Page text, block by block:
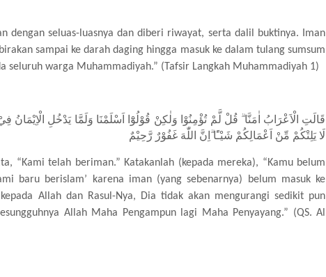
dengan seluas-luasnya dan diberi riwayat, serta dalil buktinya. Iman
sampai ke darah daging hingga masuk ke dalam tulang sumsum
seluruh warga Muhammadiyah.” (Tafsir Langkah Muhammadiyah 1)
قَالَتِ الْاَعْرَابُ اٰمَنَّا ۗ قُلْ لَّمْ تُؤْمِنُوْا وَلٰكِنْ قُوْلُوْٓا اَسْلَمْنَا وَلَمَّا يَدْخُلِ الْاِيْمَانُ
لَا يَلِتْكُمْ مِّنْ اَعْمَالِكُمْ شَيْـًٔا ۗاِنَّ اللّٰهَ غَفُوْرٌ رَّحِيْمٌ
“Kami telah beriman.” Katakanlah (kepada mereka), “Kamu belum
baru berislam’ karena iman (yang sebenarnya) belum masuk ke
Allah dan Rasul-Nya, Dia tidak akan mengurangi sedikit pun
Allah Maha Pengampun lagi Maha Penyayang.” (QS. Al